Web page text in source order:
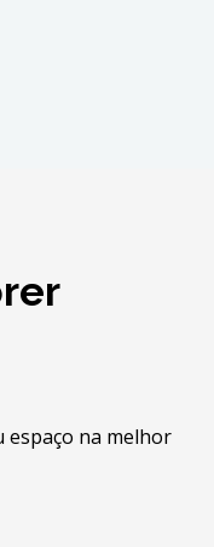
espaço na melhor